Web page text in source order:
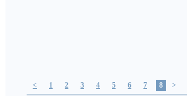
< 1 2 3 4 5 6 7 8 >